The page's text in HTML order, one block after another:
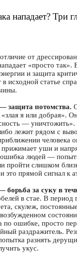
нападает? Три
от
«просто так».
и защита
исходной статье
защита потомства.
«злая я или добрая».
—
лежит рядом с
человека
прижимает уши и
людей —
пройти слишком
это прямой сигнал к
борьба за суку в
в стае. В период
скулеж,
по ошибке, просто
раздражитель.
разнять
укус.